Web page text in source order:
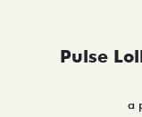
Pulse
a